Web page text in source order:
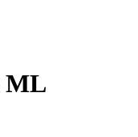
ML